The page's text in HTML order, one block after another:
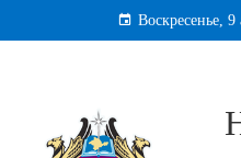
к
Воскресенье, 9